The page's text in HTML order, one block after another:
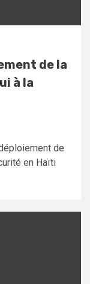
de la
à la
de
en Haïti